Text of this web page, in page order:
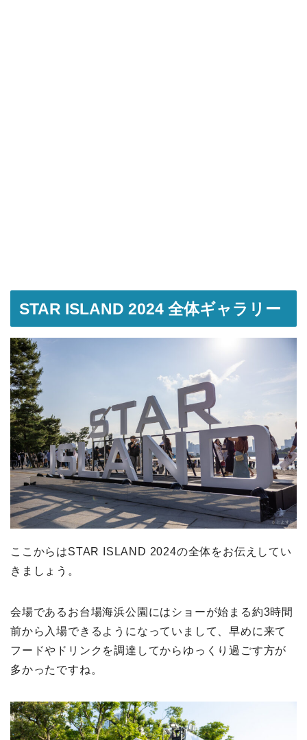
STAR ISLAND 2024 全体ギャラリー
ここからはSTAR ISLAND 2024の全体をお伝えしてい
きましょう。
会場であるお台場海浜公園にはショーが始まる約3時間
前から入場できるようになっていまして、早めに来て
フードやドリンクを調達してからゆっくり過ごす方が
多かったですね。